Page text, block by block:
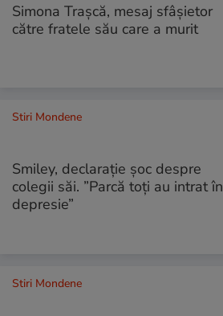
Simona Trașcă, mesaj sfâșietor
către fratele său care a murit
Stiri Mondene
Smiley, declarație șoc despre
colegii săi. ”Parcă toți au intrat în
depresie”
Stiri Mondene